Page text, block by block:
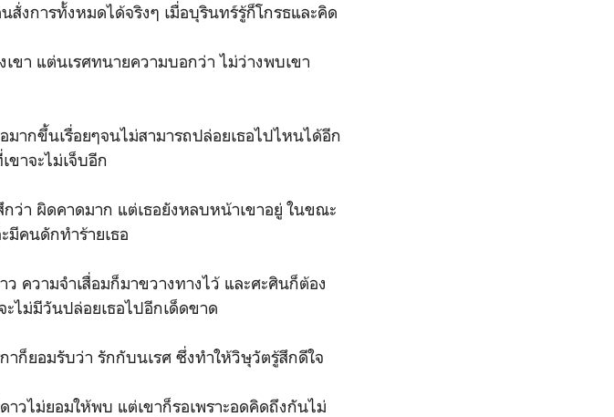
งการทั้งหมดได้จริงๆ เมื่อบุรินทร์รู้ก็โกรธและคิด
ขา แต่นเรศทนายความบอกว่า ไม่ว่างพบเขา
ากขึ้นเรื่อยๆจนไม่สามารถปล่อยเธอไปไหนได้อีก
ขาจะไม่เจ็บอีก
ว่า ผิดคาดมาก แต่เธอยังหลบหน้าเขาอยู่ ในขณะ
มีคนดักทำร้ายเธอ
ความจำเสื่อมก็มาขวางทางไว้ และศะศินก็ต้อง
ไม่มีวันปล่อยเธอไปอีกเด็ดขาด
ก็ยอมรับว่า รักกับนเรศ ซึ่งทำให้วิษุวัตรู้สึกดีใจ
วไม่ยอมให้พบ แต่เขาก็รอเพราะอดคิดถึงกันไม่